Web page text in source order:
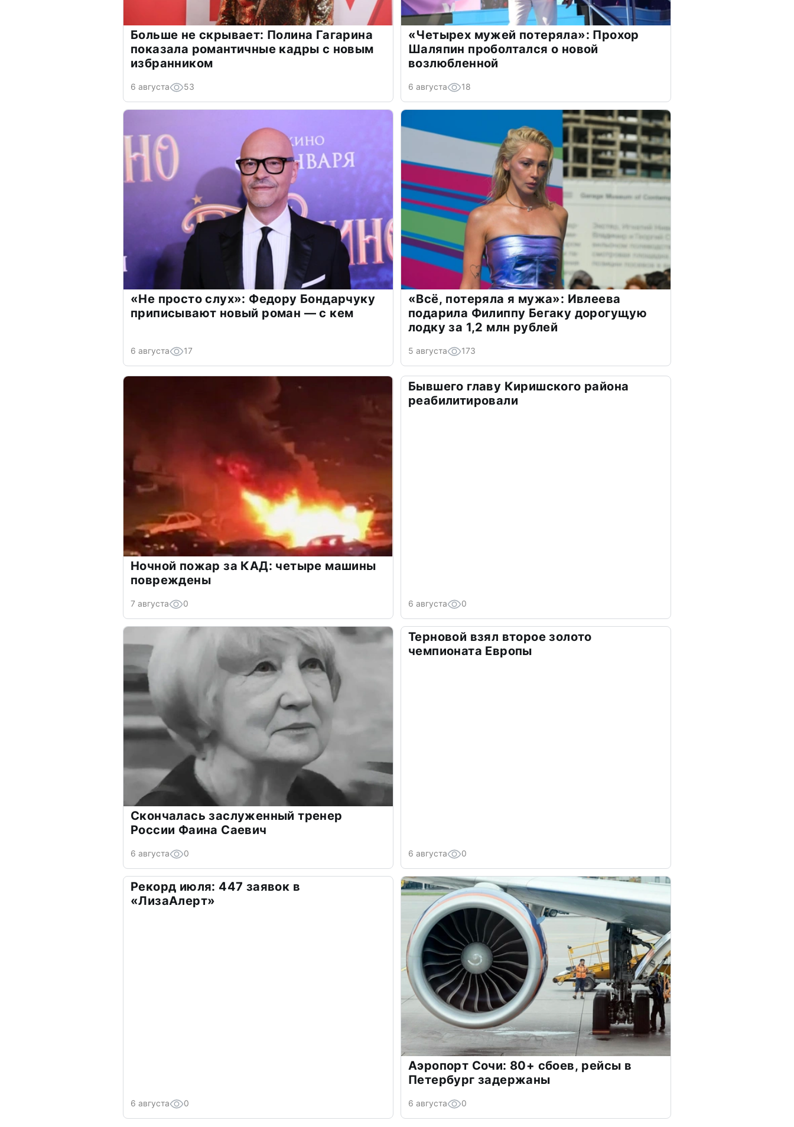
Больше не скрывает: Полина Гагарина
показала романтичные кадры с новым
избранником
6 августа 53
«Четырех мужей потеряла»: Прохор
Шаляпин проболтался о новой
возлюбленной
6 августа 18
«Не просто слух»: Федору Бондарчуку
приписывают новый роман — с кем
6 августа 17
«Всё, потеряла я мужа»: Ивлеева
подарила Филиппу Бегаку дорогущую
лодку за 1,2 млн рублей
5 августа 173
Ночной пожар за КАД: четыре машины
повреждены
7 августа 0
Бывшего главу Киришского района
реабилитировали
6 августа 0
Скончалась заслуженный тренер
России Фаина Саевич
6 августа 0
Терновой взял второе золото
чемпионата Европы
6 августа 0
Рекорд июля: 447 заявок в
«ЛизаАлерт»
6 августа 0
Аэропорт Сочи: 80+ сбоев, рейсы в
Петербург задержаны
6 августа 0